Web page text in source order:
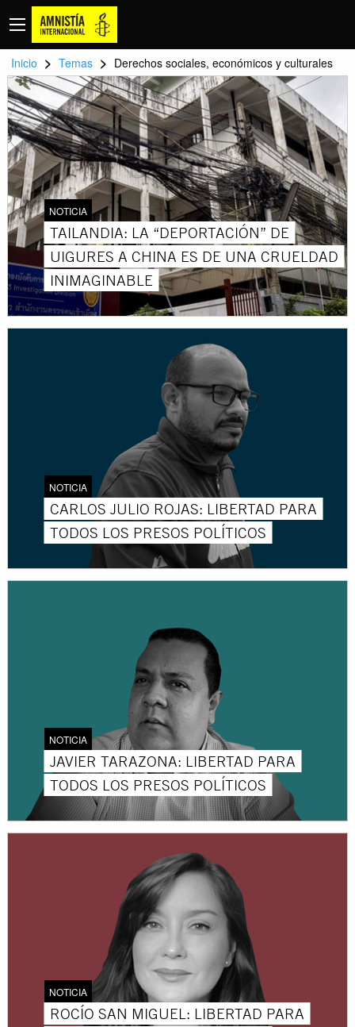
Inicio > Temas > Derechos sociales, económicos y culturales
NOTICIA
TAILANDIA: LA “DEPORTACIÓN” DE
UIGURES A CHINA ES DE UNA CRUELDAD
INIMAGINABLE
NOTICIA
CARLOS JULIO ROJAS: LIBERTAD PARA
TODOS LOS PRESOS POLÍTICOS
NOTICIA
JAVIER TARAZONA: LIBERTAD PARA
TODOS LOS PRESOS POLÍTICOS
NOTICIA
ROCÍO SAN MIGUEL: LIBERTAD PARA